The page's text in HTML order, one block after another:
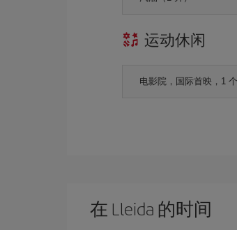
运动休闲
电影院，国际首映，1
在 Lleida 的时间